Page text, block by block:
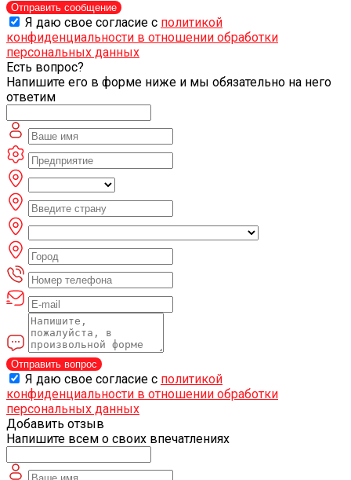
Отправить сообщение
Я даю свое согласие с политикой
конфиденциальности в отношении обработки
персональных данных
Есть вопрос?
Напишите его в форме ниже и мы обязательно на него
ответим
Отправить вопрос
Я даю свое согласие с политикой
конфиденциальности в отношении обработки
персональных данных
Добавить отзыв
Напишите всем о своих впечатлениях